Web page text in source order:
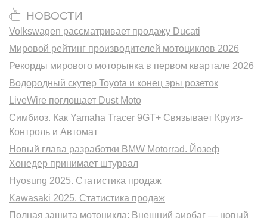
НОВОСТИ
Volkswagen рассматривает продажу Ducati
Мировой рейтинг производителей мотоциклов 2026
Рекорды мирового моторынка в первом квартале 2026
Водородный скутер Toyota и конец эры розеток
LiveWire поглощает Dust Moto
Симбиоз. Как Yamaha Tracer 9GT+ Связывает Круиз-
Контроль и Автомат
Новый глава разработки BMW Motorrad. Йозеф
Хонедер принимает штурвал
Hyosung 2025. Статистика продаж
Kawasaki 2025. Статистика продаж
Полная защита мотоцикла: Внешний аирбаг — новый